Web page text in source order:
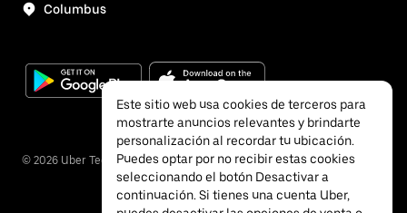
Columbus
© 2026 Uber Technologies, Inc.
Este sitio web usa cookies de terceros para
mostrarte anuncios relevantes y brindarte
personalización al recordar tu ubicación.
Puedes optar por no recibir estas cookies
seleccionando el botón Desactivar a
continuación. Si tienes una cuenta Uber,